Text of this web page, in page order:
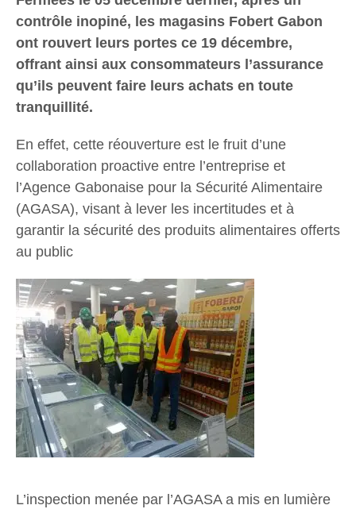
contrôle inopiné, les magasins Fobert Gabon
ont rouvert leurs portes ce 19 décembre,
offrant ainsi aux consommateurs l’assurance
qu’ils peuvent faire leurs achats en toute
tranquillité.
En effet, cette réouverture est le fruit d’une
collaboration proactive entre l’entreprise et
l’Agence Gabonaise pour la Sécurité Alimentaire
(AGASA), visant à lever les incertitudes et à
garantir la sécurité des produits alimentaires offerts
au public
L’inspection menée par l’AGASA a mis en lumière